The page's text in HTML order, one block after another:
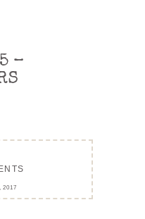
–
2017